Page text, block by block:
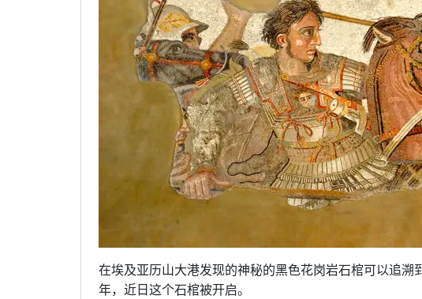
在埃及亚历山大港发现的神秘的黑色花岗岩石棺可以追
年，近日这个石棺被开启。